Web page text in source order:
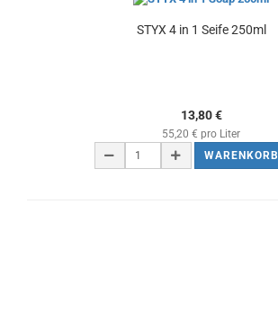
STYX 4 in 1 Seife 250ml
13,80 €
55,20 € pro Liter
WARENKORB